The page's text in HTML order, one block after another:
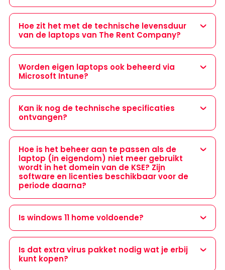
Hoe zit het met de technische levensduur
van de laptops van The Rent Company?
Worden eigen laptops ook beheerd via
Microsoft Intune?
Kan ik nog de technische specificaties
ontvangen?
Hoe is het beheer aan te passen als de
laptop (in eigendom) niet meer gebruikt
wordt in het domein van de KSE? Zijn
software en licenties beschikbaar voor de
periode daarna?
Is windows 11 home voldoende?
Is dat extra virus pakket nodig wat je erbij
kunt kopen?